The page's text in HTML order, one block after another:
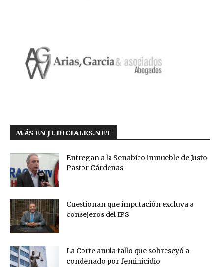
MÁS EN JUDICIALES.NET
Entregan a la Senabico inmueble de Justo
Pastor Cárdenas
Cuestionan que imputación excluya a
consejeros del IPS
La Corte anula fallo que sobreseyó a
condenado por feminicidio